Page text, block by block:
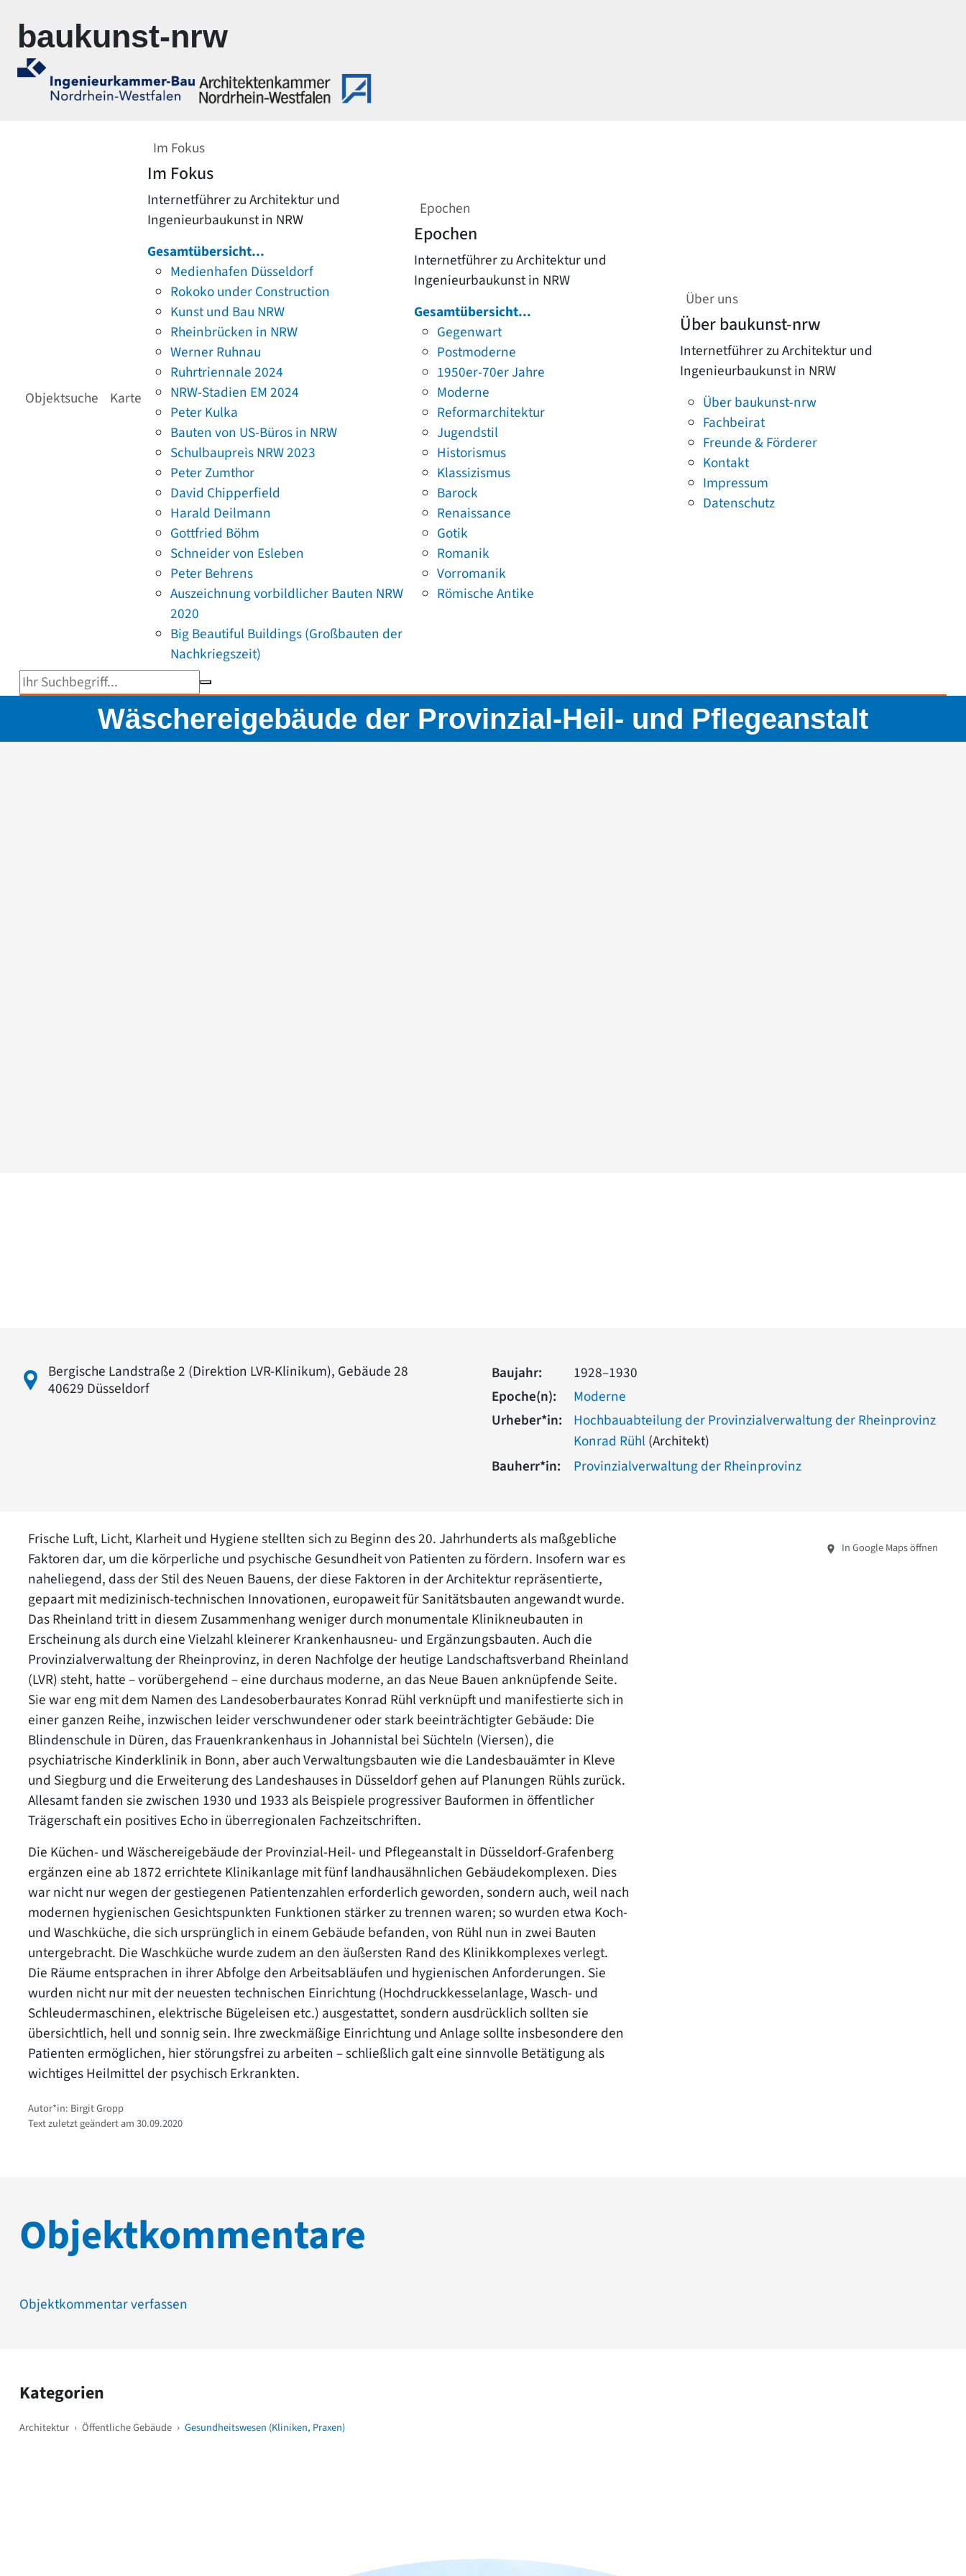
baukunst-nrw
Objektsuche Karte
Im Fokus
Im Fokus
Internetführer zu Architektur und
Ingenieurbaukunst in NRW
Gesamtübersicht...
Medienhafen Düsseldorf
Rokoko under Construction
Kunst und Bau NRW
Rheinbrücken in NRW
Werner Ruhnau
Ruhrtriennale 2024
NRW-Stadien EM 2024
Peter Kulka
Bauten von US-Büros in NRW
Schulbaupreis NRW 2023
Peter Zumthor
David Chipperfield
Harald Deilmann
Gottfried Böhm
Schneider von Esleben
Peter Behrens
Auszeichnung vorbildlicher Bauten NRW
2020
Big Beautiful Buildings (Großbauten der
Nachkriegszeit)
Epochen
Epochen
Internetführer zu Architektur und
Ingenieurbaukunst in NRW
Gesamtübersicht...
Gegenwart
Postmoderne
1950er-70er Jahre
Moderne
Reformarchitektur
Jugendstil
Historismus
Klassizismus
Barock
Renaissance
Gotik
Romanik
Vorromanik
Römische Antike
Über uns
Über baukunst-nrw
Internetführer zu Architektur und
Ingenieurbaukunst in NRW
Über baukunst-nrw
Fachbeirat
Freunde & Förderer
Kontakt
Impressum
Datenschutz
Suchbegriff eingeben
Wäschereigebäude der Provinzial-Heil- und Pflegeanstalt
Bergische Landstraße 2 (Direktion LVR-Klinikum), Gebäude 28
40629 Düsseldorf
Baujahr:
1928–1930
Epoche(n):
Moderne
Urheber*in:
Hochbauabteilung der Provinzialverwaltung der Rheinprovinz
Konrad Rühl (Architekt)
Bauherr*in:
Provinzialverwaltung der Rheinprovinz
Frische Luft, Licht, Klarheit und Hygiene stellten sich zu Beginn des 20. Jahrhunderts als maßgebliche
Faktoren dar, um die körperliche und psychische Gesundheit von Patienten zu fördern. Insofern war es
naheliegend, dass der Stil des Neuen Bauens, der diese Faktoren in der Architektur repräsentierte,
gepaart mit medizinisch-technischen Innovationen, europaweit für Sanitätsbauten angewandt wurde.
Das Rheinland tritt in diesem Zusammenhang weniger durch monumentale Klinikneubauten in
Erscheinung als durch eine Vielzahl kleinerer Krankenhausneu- und Ergänzungsbauten. Auch die
Provinzialverwaltung der Rheinprovinz, in deren Nachfolge der heutige Landschaftsverband Rheinland
(LVR) steht, hatte – vorübergehend – eine durchaus moderne, an das Neue Bauen anknüpfende Seite.
Sie war eng mit dem Namen des Landesoberbaurates Konrad Rühl verknüpft und manifestierte sich in
einer ganzen Reihe, inzwischen leider verschwundener oder stark beeinträchtigter Gebäude: Die
Blindenschule in Düren, das Frauenkrankenhaus in Johannistal bei Süchteln (Viersen), die
psychiatrische Kinderklinik in Bonn, aber auch Verwaltungsbauten wie die Landesbauämter in Kleve
und Siegburg und die Erweiterung des Landeshauses in Düsseldorf gehen auf Planungen Rühls zurück.
Allesamt fanden sie zwischen 1930 und 1933 als Beispiele progressiver Bauformen in öffentlicher
Trägerschaft ein positives Echo in überregionalen Fachzeitschriften.
Die Küchen- und Wäschereigebäude der Provinzial-Heil- und Pflegeanstalt in Düsseldorf-Grafenberg
ergänzen eine ab 1872 errichtete Klinikanlage mit fünf landhausähnlichen Gebäudekomplexen. Dies
war nicht nur wegen der gestiegenen Patientenzahlen erforderlich geworden, sondern auch, weil nach
modernen hygienischen Gesichtspunkten Funktionen stärker zu trennen waren; so wurden etwa Koch-
und Waschküche, die sich ursprünglich in einem Gebäude befanden, von Rühl nun in zwei Bauten
untergebracht. Die Waschküche wurde zudem an den äußersten Rand des Klinikkomplexes verlegt.
Die Räume entsprachen in ihrer Abfolge den Arbeitsabläufen und hygienischen Anforderungen. Sie
wurden nicht nur mit der neuesten technischen Einrichtung (Hochdruckkesselanlage, Wasch- und
Schleudermaschinen, elektrische Bügeleisen etc.) ausgestattet, sondern ausdrücklich sollten sie
übersichtlich, hell und sonnig sein. Ihre zweckmäßige Einrichtung und Anlage sollte insbesondere den
Patienten ermöglichen, hier störungsfrei zu arbeiten – schließlich galt eine sinnvolle Betätigung als
wichtiges Heilmittel der psychisch Erkrankten.
Autor*in: Birgit Gropp
Text zuletzt geändert am 30.09.2020
In Google Maps öffnen
Objektkommentare
Objektkommentar verfassen
Kategorien
Architektur › Öffentliche Gebäude › Gesundheitswesen (Kliniken, Praxen)